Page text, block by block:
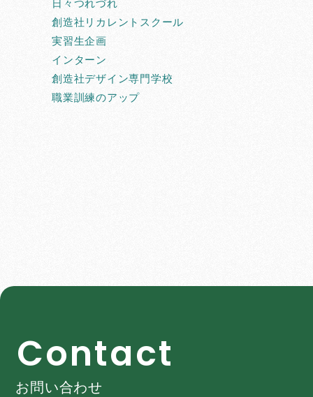
日々つれづれ
創造社リカレントスクール
実習生企画
インターン
創造社デザイン専門学校
職業訓練のアップ
Contact
お問い合わせ